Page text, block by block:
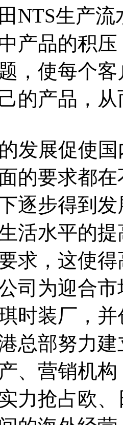
NTS生产
产品的积
，使每个
的产品，
发展促使国
的要求都
逐步得到
活水平的
求，这使
司为迎合
装厂，并
总部努力
、营销机
力抢占欧